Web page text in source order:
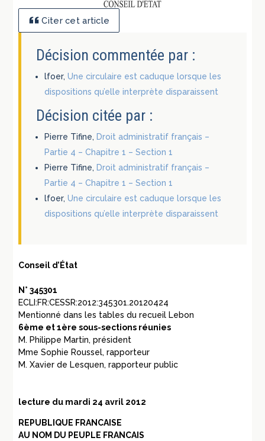
Citer cet article
Décision commentée par :
lfoer,Une circulaire est caduque lorsque les
dispositions qu’elle interprète disparaissent
Décision citée par :
Pierre Tifine, Droit administratif français –
Partie 4 – Chapitre 1 – Section 1
Pierre Tifine, Droit administratif français –
Partie 4 – Chapitre 1 – Section 1
lfoer,Une circulaire est caduque lorsque les
dispositions qu’elle interprète disparaissent
Conseil d’État
N° 345301
ECLI:FR:CESSR:2012:345301.20120424
Mentionné dans les tables du recueil Lebon
6ème et 1ère sous-sections réunies
M. Philippe Martin, président
Mme Sophie Roussel, rapporteur
M. Xavier de Lesquen, rapporteur public
lecture du mardi 24 avril 2012
REPUBLIQUE FRANCAISE
AU NOM DU PEUPLE FRANCAIS